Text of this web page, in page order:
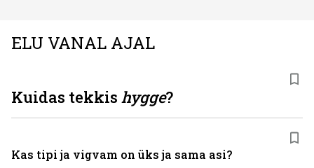
ELU VANAL AJAL
Kuidas tekkis hygge?
Kas tipi ja vigvam on üks ja sama asi?